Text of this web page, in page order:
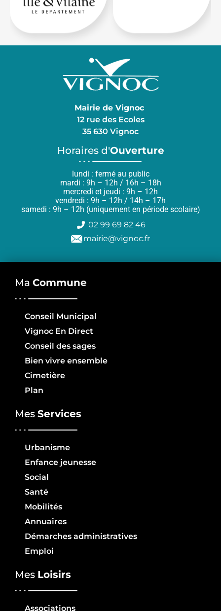
Mairie de Vignoc
12 rue des Ecoles
35 630 Vignoc
Horaires d'Ouverture
lundi : fermé au public
mardi : 9h – 12h / 16h – 18h
mercredi et jeudi : 9h – 12h
vendredi : 9h – 12h / 14h – 17h
samedi : 9h – 12h (uniquement en période scolaire)
02 99 69 82 46
mairie@vignoc.fr
Ma Commune
Conseil Municipal
Vignoc En Direct
Conseil des sages
Bien vivre ensemble
Cimetière
Plan
Mes Services
Urbanisme
Enfance jeunesse
Social
Santé
Mobilités
Annuaires
Démarches administratives
Emploi
Mes Loisirs
Associations